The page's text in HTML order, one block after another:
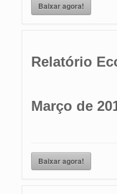
Baixar agora!
Relatório
Março de
Baixar agora!